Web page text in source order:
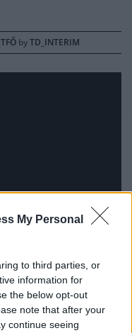
My Personal
to third parties, or
information for
the below opt-out
note that after your
continue seeing
byTD_INTERIM